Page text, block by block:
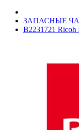
ЗАПАСНЫЕ
B2231721 Ricoh